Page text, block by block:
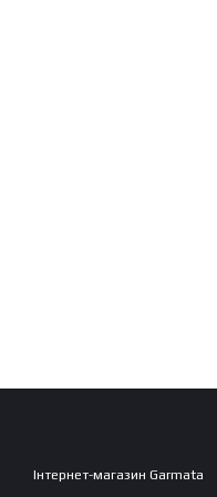
Інтернет-магазин Garmata